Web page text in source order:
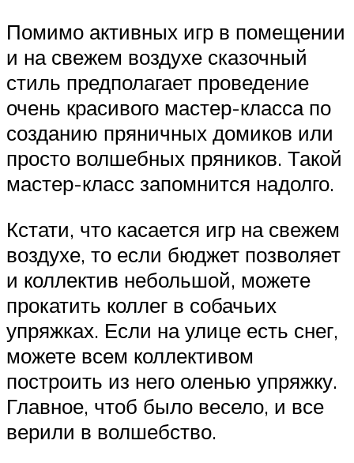
Помимо активных игр в помещении
и на свежем воздухе сказочный
стиль предполагает проведение
очень красивого мастер-класса по
созданию пряничных домиков или
просто волшебных пряников. Такой
мастер-класс запомнится надолго.
Кстати, что касается игр на свежем
воздухе, то если бюджет позволяет
и коллектив небольшой, можете
прокатить коллег в собачьих
упряжках. Если на улице есть снег,
можете всем коллективом
построить из него оленью упряжку.
Главное, чтоб было весело, и все
верили в волшебство.